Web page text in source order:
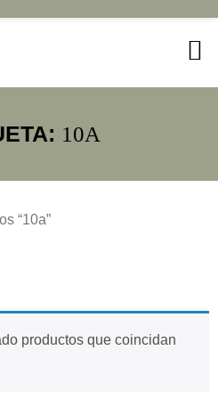
10A
“10a”
productos que coincidan